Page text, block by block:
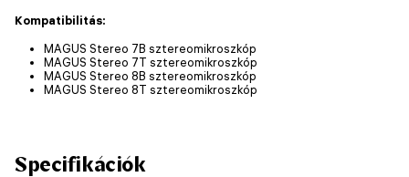
Kompatibilitás:
MAGUS Stereo 7B sztereomikroszkóp
MAGUS Stereo 7T sztereomikroszkóp
MAGUS Stereo 8B sztereomikroszkóp
MAGUS Stereo 8T sztereomikroszkóp
Specifikációk